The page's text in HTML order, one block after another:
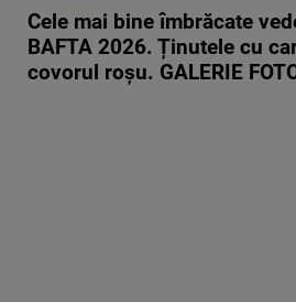
Cele mai bine îmbrăcate
BAFTA 2026. Ținutele cu
covorul roșu. GALERIE